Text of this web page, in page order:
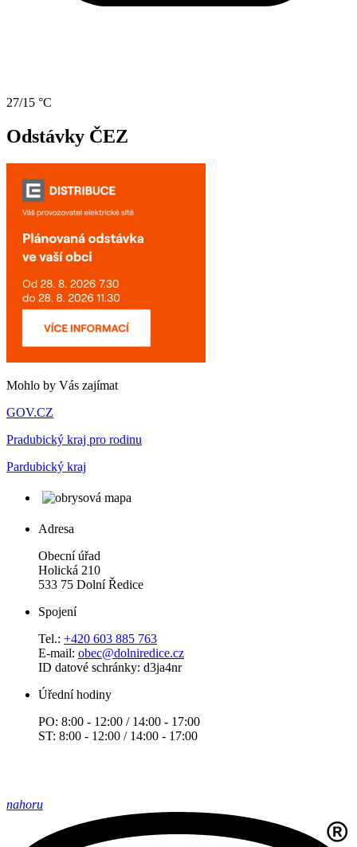
27/15 °C
Odstávky ČEZ
Mohlo by Vás zajímat
GOV.CZ
Pradubický kraj pro rodinu
Pardubický kraj
Adresa
Obecní úřad
Holická 210
533 75 Dolní Ředice
Spojení
Tel.: +420 603 885 763
E-mail: obec@dolniredice.cz
ID datové schránky: d3ja4nr
Úřední hodiny
PO: 8:00 - 12:00 / 14:00 - 17:00
ST: 8:00 - 12:00 / 14:00 - 17:00
nahoru